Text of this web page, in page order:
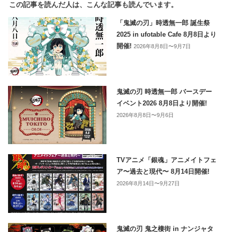
この記事を読んだ人は、こんな記事も読んでいます。
「鬼滅の刃」時透無一郎 誕生祭
2025 in ufotable Cafe 8月8日より
開催!2026年8月8日〜9月7日
鬼滅の刃 時透無一郎 バースデー
イベント2026 8月8日より開催!
2026年8月8日〜9月6日
TVアニメ「銀魂」アニメイトフェ
ア〜過去と現代〜 8月14日開催!
2026年8月14日〜9月27日
鬼滅の刃 鬼之棲街 in ナンジャタ